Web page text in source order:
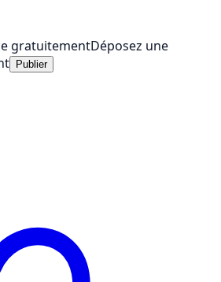
gratuitementDéposez une
Publier